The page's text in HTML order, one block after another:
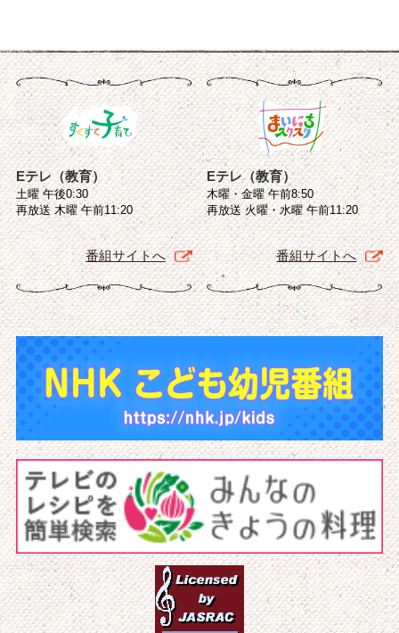
Eテレ（教育）
土曜 午後0:30
再放送 木曜 午前11:20
番組サイトへ
Eテレ（教育）
木曜・金曜 午前8:50
再放送 火曜・水曜 午前11:20
番組サイトへ